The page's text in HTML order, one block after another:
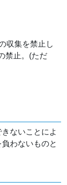
収集を禁止し
禁止。(ただ
ないことによ
わないものと